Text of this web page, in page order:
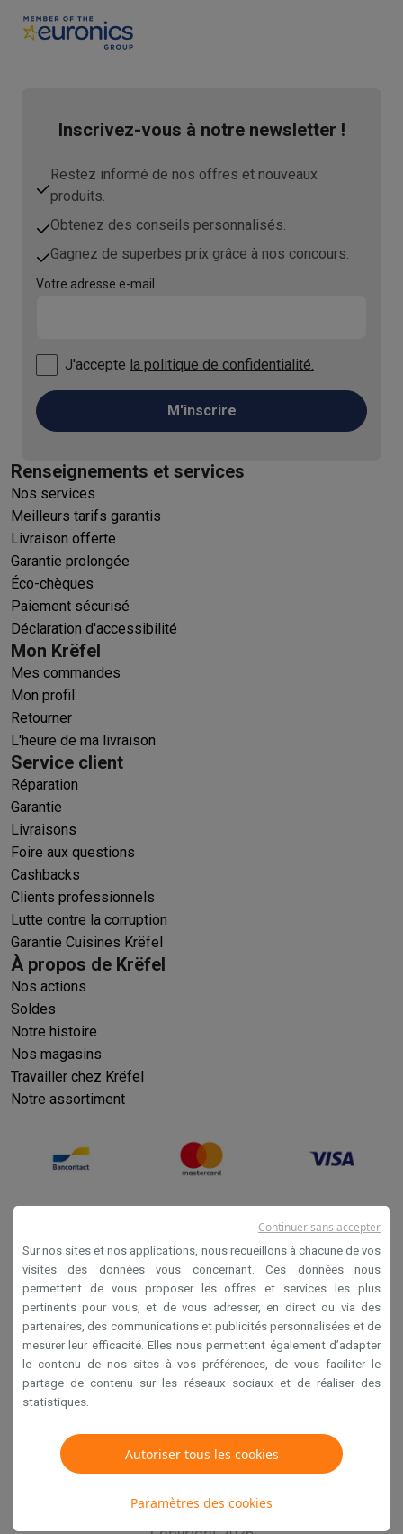
Inscrivez-vous à notre newsletter !
Restez informé de nos offres et nouveaux
produits.
Obtenez des conseils personnalisés.
Gagnez de superbes prix grâce à nos concours.
Votre adresse e-mail
J'accepte la politique de confidentialité.
M'inscrire
Renseignements et services
Nos services
Meilleurs tarifs garantis
Livraison offerte
Garantie prolongée
Éco-chèques
Paiement sécurisé
Déclaration d'accessibilité
Mon Krëfel
Mes commandes
Mon profil
Retourner
L'heure de ma livraison
Service client
Réparation
Garantie
Livraisons
Foire aux questions
Cashbacks
Clients professionnels
Lutte contre la corruption
Garantie Cuisines Krëfel
À propos de Krëfel
Nos actions
Soldes
Notre histoire
Nos magasins
Travailler chez Krëfel
Notre assortiment
Conditions générales de vente
Privacy
Disclaimer
Cookies
Krëfel NV - Steenstraat 44 - Industriezone 4 "T Sas",
Sur nos sites et nos applications, nous recueillons à chacune de vos
visites des données vous concernant. Ces données nous
permettent de vous proposer les offres et services les plus
pertinents pour vous, et de vous adresser, en direct ou via des
partenaires, des communications et publicités personnalisées et de
mesurer leur efficacité. Elles nous permettent également d’adapter
le contenu de nos sites à vos préférences, de vous faciliter le
partage de contenu sur les réseaux sociaux et de réaliser des
statistiques.
Autoriser tous les cookies
Paramètres des cookies
Continuer sans accepter